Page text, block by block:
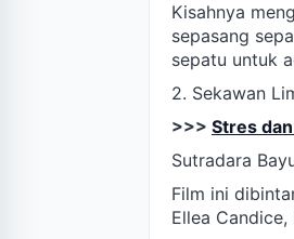
Kisahnya
sepasang
sepatu untuk
2. Sekawan
>>> Stres
Sutradara
Film ini
Ellea